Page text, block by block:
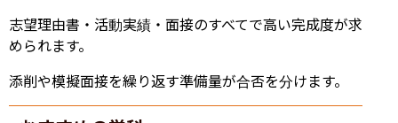
志望理由書・活動実績・面接のすべてで高い完成度が求
められます。
添削や模擬面接を繰り返す準備量が合否を分けます。